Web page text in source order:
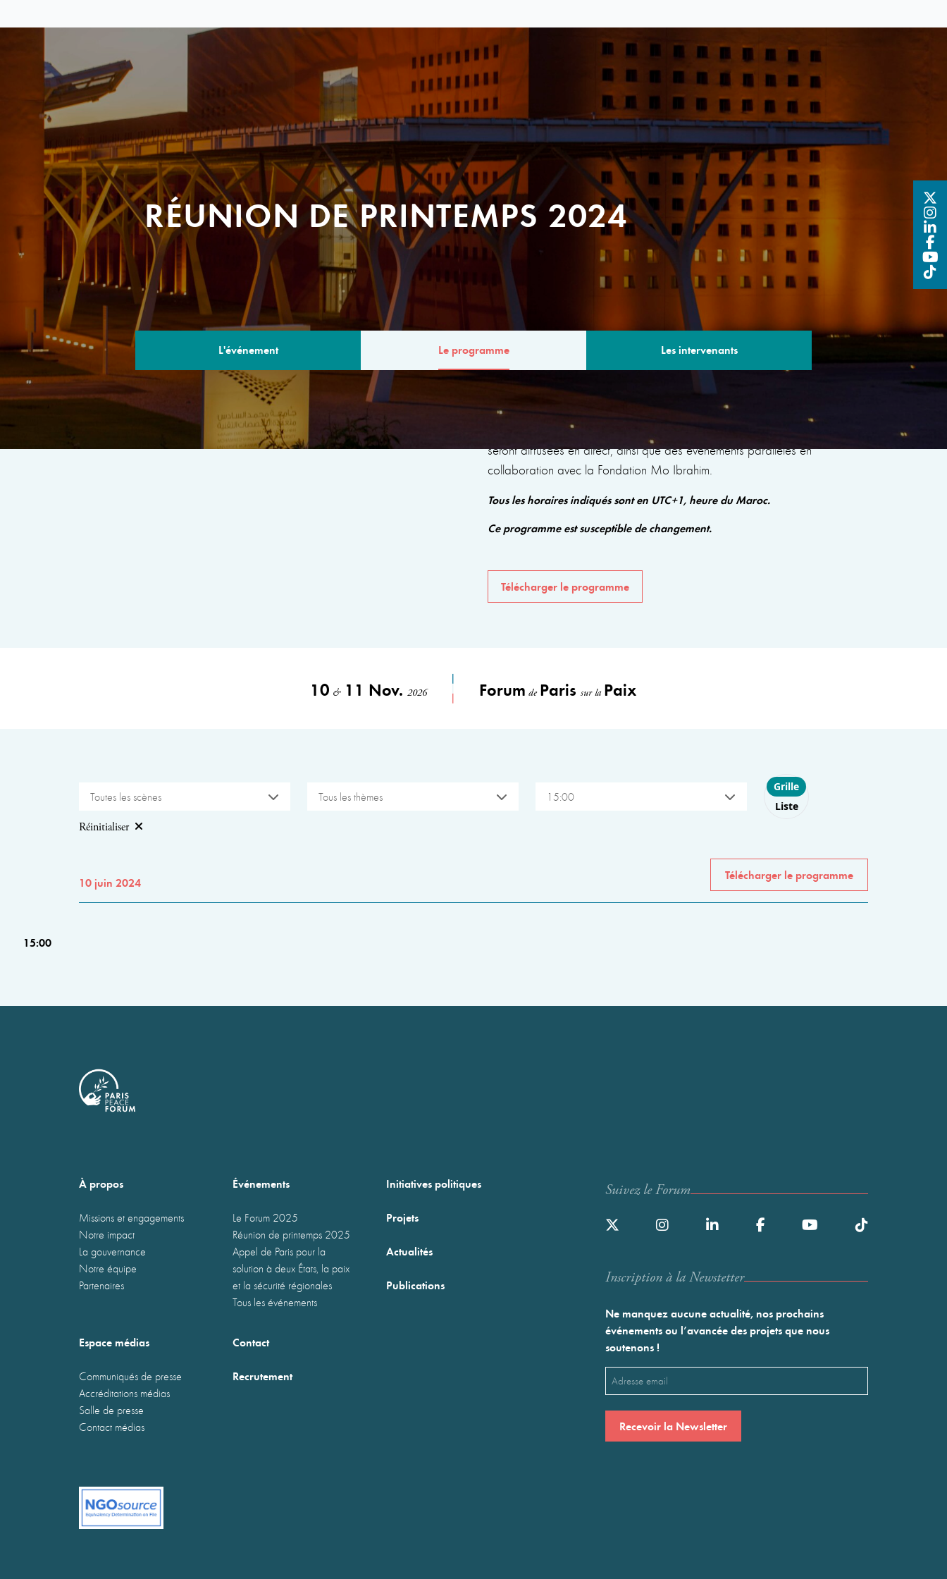
RÉUNION DE PRINTEMPS 2024
L'événement Le programme Les intervenants
LE PROGRAMME
Le programme comprendra des sessions avec des experts renommés qui
seront diffusées en direct, ainsi que des événements parallèles en
collaboration avec la Fondation Mo Ibrahim.
Tous les horaires indiqués sont en UTC+1, heure du Maroc.
Ce programme est susceptible de changement.
Télécharger le programme
10 &11 Nov. 2026 Forum de Paris sur la Paix
Toutes les scènes Tous les thèmes 15:00
Choose layout
Grille
Liste
Réinitialiser
10 juin 2024
Télécharger le programme
15:00
À propos
Missions et engagements
Notre impact
La gouvernance
Notre équipe
Partenaires
Événements
Le Forum 2025
Réunion de printemps 2025
Appel de Paris pour la
solution à deux États, la paix
et la sécurité régionales
Tous les événements
Initiatives politiques
Projets
Actualités
Publications
Espace médias
Communiqués de presse
Accréditations médias
Salle de presse
Contact médias
Contact
Recrutement
Suivez le Forum
Inscription à la Newstetter
Ne manquez aucune actualité, nos prochains
événements ou l’avancée des projets que nous
soutenons !
Email
(Nécessaire)